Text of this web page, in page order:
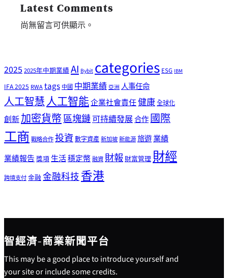
Latest Comments
尚無留言可供顯示。
2025 2025年中期業績AI Bybitcategories ESG IBM
IFA 2025 RWAtags 中國 中期業績 亞洲 人事任命
人工智慧人工智能企業社會責任健康全球化
創新加密貨幣區塊鏈可持續發展合作國際
工商 戰略合作投資數字資產新加坡新能源旅遊業績
業績報告 獎項生活穩定幣融資 財報 財富管理 財經
跨境支付金融 金融科技 香港
智經濟-商業新聞平台
This may be a good place to introduce yourself and
your site or include some credits.